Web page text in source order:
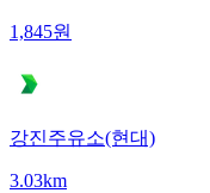
1,845원
강진주유소(현대)
3.03km